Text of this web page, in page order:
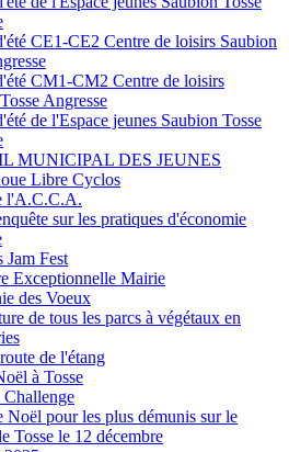
CE1-CE2 Centre de loisirs Saubion
CM1-CM2 Centre de loisirs
Angresse
de l'Espace jeunes Saubion Tosse
MUNICIPAL DES JEUNES
Libre Cyclos
l'A.C.C.A.
sur les pratiques d'économie
Jam Fest
Exceptionnelle Mairie
des Voeux
de tous les parcs à végétaux en
de l'étang
à Tosse
Noël pour les plus démunis sur le
Tosse le 12 décembre